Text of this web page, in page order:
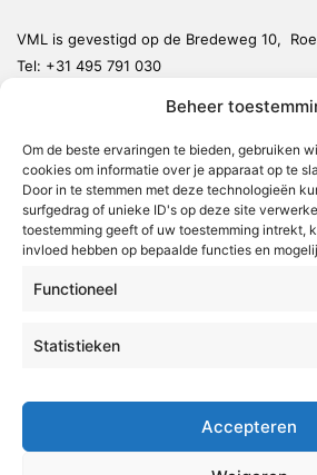
Beheer
Om de beste ervaringen te bieden, gebruiken
cookies om informatie over je apparaat op te
Door in te stemmen met deze technologieën
surfgedrag of unieke ID's op deze site
toestemming geeft of uw toestemming intrekt,
invloed hebben op bepaalde functies en
Functioneel
Statistieken
Accepteren
VML is gevestigd op de Bredeweg 10,
Tel: +31 495 791 030
Weert
Nederweert
Leudal
Maasgouw
Echt-Susteren
Roermond
Over Voor Midden-Limburg
Radio & TV